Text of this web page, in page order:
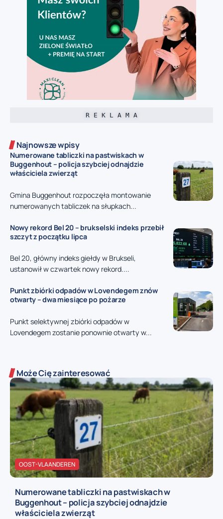
R E K L A M A
Najnowsze wpisy
Numerowane tabliczki na pastwiskach w
Buggenhout – policja szybciej odnajdzie
właściciela zwierząt
Gmina Buggenhout rozpoczęła montowanie
numerowanych tabliczek na słupkach...
Nowy rekord Bel 20 – brukselski indeks przebił
szczyt z początku lipca
Bel 20, główny indeks giełdy w Brukseli,
ustanowił w czwartek nowy rekord....
Punkt zbiórki odpadów w Lovendegem znów
otwarty – dwa miesiące po pożarze
Punkt selektywnej zbiórki odpadów w
Lovendegem zostanie ponownie otwarty w...
Może Cię zainteresować
OOST-VLAANDEREN
Numerowane tabliczki na pastwiskach w
Buggenhout – policja szybciej odnajdzie
właściciela zwierząt